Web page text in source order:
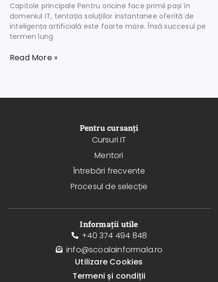
Capitole principale Pentru oricine face primii pași în
domeniul IT, tentația soluțiilor instantanee oferită de
inteligența artificială este foarte mare. Însă succesul pe
termen lung
Read More »
Pentru cursanți
Cursuri IT
Mentori
Întrebări frecvente
Procesul de selecție
Informații utile
+40 374 494 848
info@scoalainformala.ro
Utilizare Cookies
Termeni și condiții